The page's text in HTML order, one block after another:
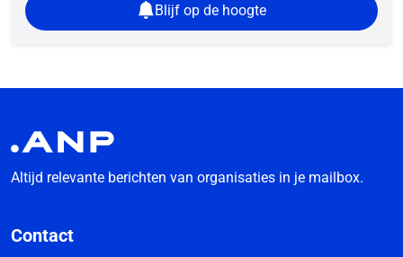
Blijf op de hoogte
Altijd relevante berichten van organisaties in je mailbox.
Contact